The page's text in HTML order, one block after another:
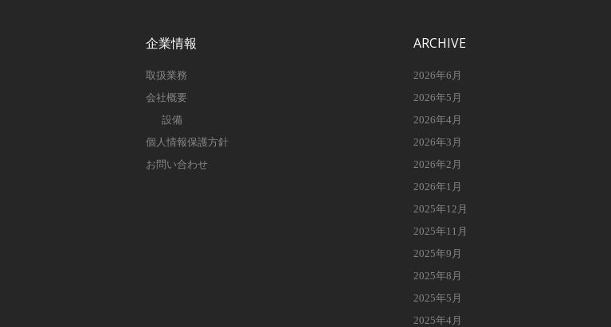
企業情報
取扱業務
会社概要
設備
個人情報保護方針
お問い合わせ
ARCHIVE
2026年6月
2026年5月
2026年4月
2026年3月
2026年2月
2026年1月
2025年12月
2025年11月
2025年9月
2025年8月
2025年5月
2025年4月